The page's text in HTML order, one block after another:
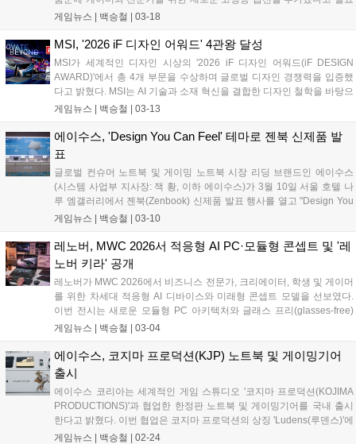
했다. 고성능 게이밍, 스트리밍, 콘텐츠 제작 및 워크스테이션 환경에 최
290HX 플러스' 및 '인텔 코어 Ultra 7 270HX 플러스' 등 두 가지 신규 프
부 게임에서 네이티브 성능을 향상시킬 수 있는 업계 최초의 바이너리
변환 계층 최적화 기능인 '인텔 바이너리 최적화 툴(Intel Binary
Optimization Tool)'을 지원한다....
게임뉴스 | 백승철 | 03-18
MSI, '2026 iF 디자인 어워드' 4관왕 달성
MSI가 세계적인 디자인 시상의 '2026 iF 디자인 어워드(iF DESIGN
AWARD)'에서 총 4개 부문을 수상하며 글로벌 디자인 경쟁력을 입증했
다고 밝혔다. MSI는 AI 기술과 소재 혁신을 결합한 디자인 철학을 바탕으
로 노트북, 메인보드, 게이밍 모니터 등 다양한 제품군에서 높은 평가를
Chern)은 "이번 수상은 MSI가 고성능과 직관적인 사용자 경험을 균형
있게 구현하기 위해 지속적으로 노력해 온 결과"라며 "AI 기반 사용자 경
험과 장인정신이 담긴 디자인을 통해 기술을 보다 우아하고 직관적으로
사용할 수 있도록 하는 것이 MSI의 목표"라고 말했다....
게임뉴스 | 백승철 | 03-13
에이수스, 'Design You Can Feel' 테마로 젠북 신제품 발
표
글로벌 컨슈머 노트북 및 게이밍 노트북 시장 리딩 브랜드인 에이수스
(시스템 사업부 지사장: 잭 황, 이하 에이수스)가 3월 10일 서울 호텔 나
루 엠갤러리에서 젠북(Zenbook) 신제품 발표 행사를 열고 "Design You
Can Feel"을 테마로 한 새로운 젠북 라인업과 제품 디자인 철학을 공개
철학을 공유하는 자리로, 젠북 라인업의 소재 혁신과 사용자 경험을 현
장에서 직접 체감할 수 있도록 전시 및 체험 중심으로 구성됐다....
게임뉴스 | 백승철 | 03-10
레노버, MWC 2026서 적응형 AI PC·모듈형 콘셉트 및 '레
노버 키라' 공개
레노버가 MWC 2026에서 비즈니스 전문가, 크리에이터, 학생 및 게이머
를 위한 차세대 적응형 AI 디바이스와 미래형 콘셉트 모델을 선보였다.
이번 전시는 새로운 모듈형 PC 아키텍처와 글래스 프리(glasses-free)
3D 노트북 콘셉트, 폴더블 게이밍 핸드헬드 기기, '레노버 키라(Lenovo
사용자 및 환경에 지능적으로 적응하는 시스템으로 진화하고 있음을 시
사한다....
게임뉴스 | 백승철 | 03-04
에이수스, 코지마 프로덕션(KJP) 노트북 및 게이밍기어
출시
에이수스 코리아는 세계적인 게임 스튜디오 '코지마 프로덕션(KOJIMA
PRODUCTIONS)'과 협업한 한정판 노트북 및 게이밍기어를 국내 출시
한다고 밝혔다. 이번 협업은 코지마 프로덕션의 상징 'Ludens(루덴스)'에
서 영감을 받아 ROG의 도전 정신을 담은 메시지 'For Ludens Who
게임뉴스 | 백승철 | 02-24